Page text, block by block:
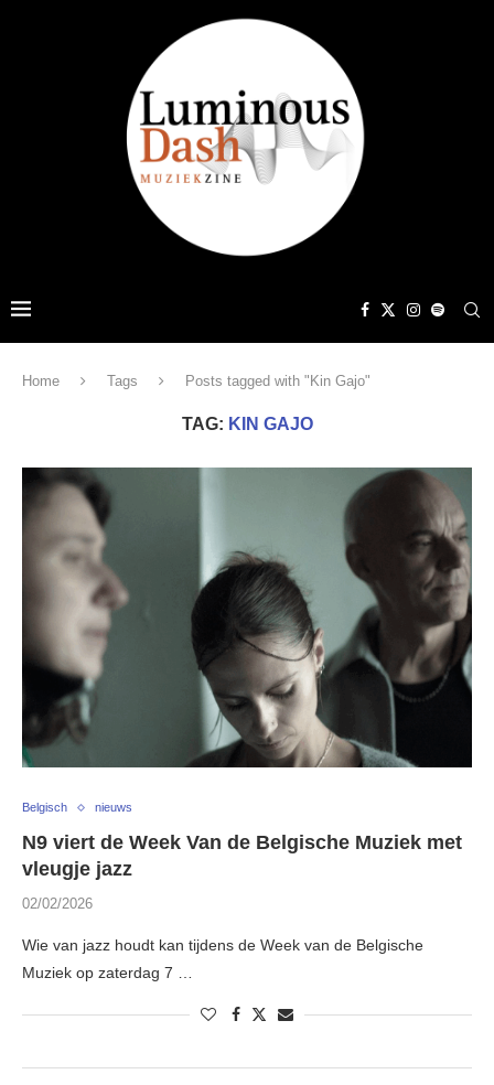
Home Tags Posts tagged with "Kin Gajo"
TAG: KIN GAJO
Belgisch nieuws
N9 viert de Week Van de Belgische Muziek met
vleugje jazz
02/02/2026
Wie van jazz houdt kan tijdens de Week van de Belgische
Muziek op zaterdag 7 …